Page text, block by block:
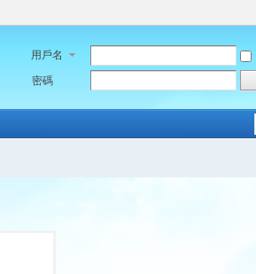
用戶名
密碼